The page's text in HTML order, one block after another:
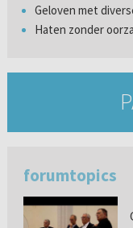
Geloven met
Haten zonder
forumtopics